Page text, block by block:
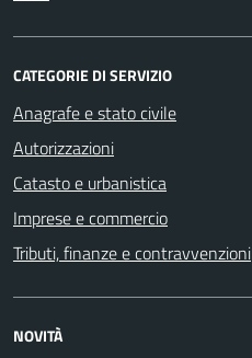
CATEGORIE DI SERVIZIO
Anagrafe e stato civile
Autorizzazioni
Catasto e urbanistica
Imprese e commercio
Tributi, finanze e contravvenzioni
NOVITÀ